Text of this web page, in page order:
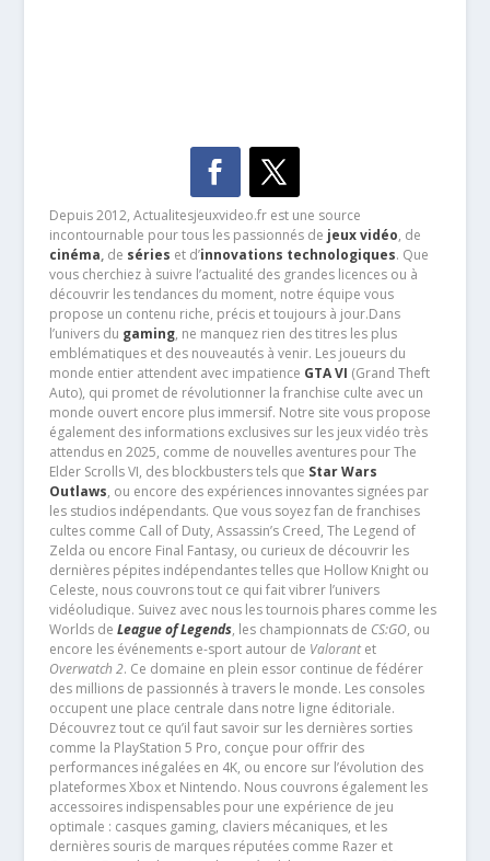
Depuis 2012, Actualitesjeuxvideo.fr est une source
incontournable pour tous les passionnés de jeux vidéo, de
cinéma,de séries et d’innovations technologiques. Que
vous cherchiez à suivre l’actualité des grandes licences ou à
découvrir les tendances du moment, notre équipe vous
propose un contenu riche, précis et toujours à jour.Dans
l’univers du gaming, ne manquez rien des titres les plus
emblématiques et des nouveautés à venir. Les joueurs du
monde entier attendent avec impatience GTA VI (Grand Theft
Auto), qui promet de révolutionner la franchise culte avec un
monde ouvert encore plus immersif. Notre site vous propose
également des informations exclusives sur les jeux vidéo très
attendus en 2025, comme de nouvelles aventures pour The
Elder Scrolls VI, des blockbusters tels que Star Wars
Outlaws, ou encore des expériences innovantes signées par
les studios indépendants. Que vous soyez fan de franchises
cultes comme Call of Duty, Assassin’s Creed, The Legend of
Zelda ou encore Final Fantasy, ou curieux de découvrir les
dernières pépites indépendantes telles que Hollow Knight ou
Celeste, nous couvrons tout ce qui fait vibrer l’univers
vidéoludique. Suivez avec nous les tournois phares comme les
Worlds de League of Legends, les championnats de CS:GO, ou
encore les événements e-sport autour de Valorantet
Overwatch 2. Ce domaine en plein essor continue de fédérer
des millions de passionnés à travers le monde. Les consoles
occupent une place centrale dans notre ligne éditoriale.
Découvrez tout ce qu’il faut savoir sur les dernières sorties
comme la PlayStation 5 Pro, conçue pour offrir des
performances inégalées en 4K, ou encore sur l’évolution des
plateformes Xbox et Nintendo. Nous couvrons également les
accessoires indispensables pour une expérience de jeu
optimale : casques gaming, claviers mécaniques, et les
dernières souris de marques réputées comme Razer et